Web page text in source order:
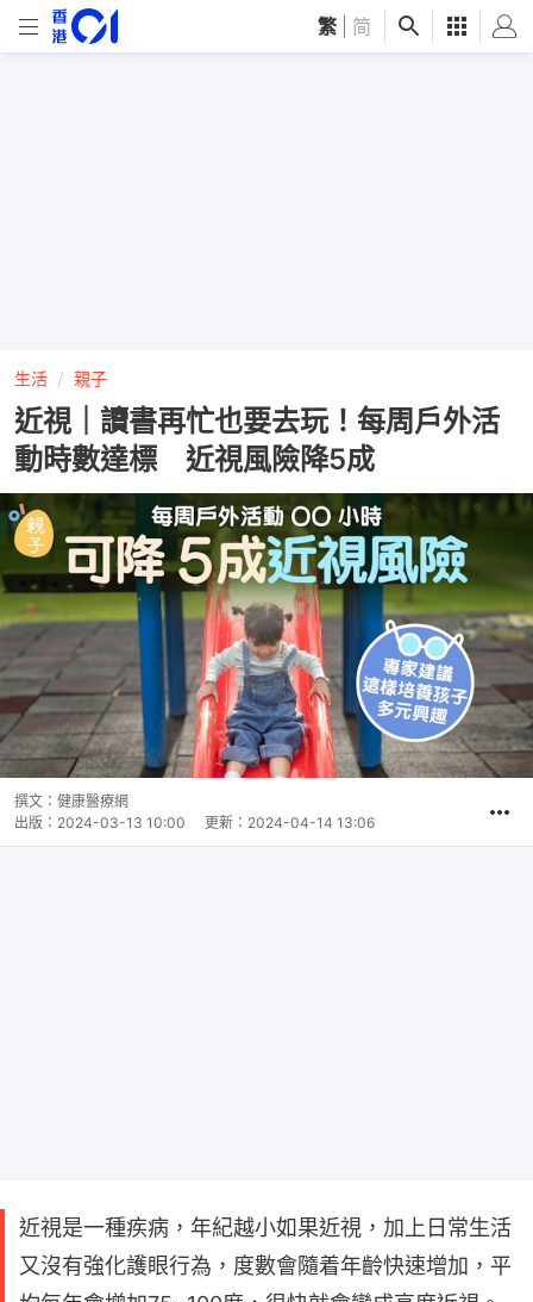
繁 简
生活 親子
近視｜讀書再忙也要去玩！每周戶外活
動時數達標 近視風險降5成
撰文： 健康醫療網
出版： 2024-03-13 10:00 更新： 2024-04-14 13:06
近視是一種疾病，年紀越小如果近視，加上日常生活
又沒有強化護眼行為，度數會隨着年齡快速增加，平